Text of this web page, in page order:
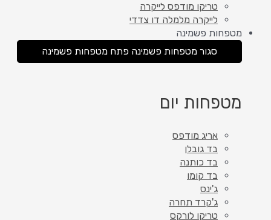
טריקו מודפס לייקרה
לייקרה מלמלה דו צדדי
מטפחות פשמינה
סגור מטפחות פשמינה פתח מטפחות פשמינה
מטפחות יום
אריג מודפס
בד גובלן
בד כותנה
בד קומו
ג'ינס
ג'קרד תחרה
טריקו לורקס